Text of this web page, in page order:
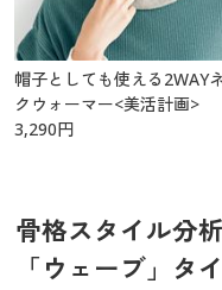
帽子としても使える2WAY
クウォーマー<美活計画>
3,290円
骨格スタイル分
「ウェーブ」タ